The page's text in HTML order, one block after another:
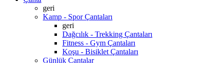
geri
Kamp - Spor Çantaları
geri
Dağcılık - Trekking Çantaları
Fitness - Gym Çantaları
Koşu - Bisiklet Çantaları
Günlük Çantalar